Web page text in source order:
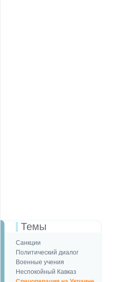
Темы
Санкции
Политический диалог
Военные учения
Неспокойный Кавказ